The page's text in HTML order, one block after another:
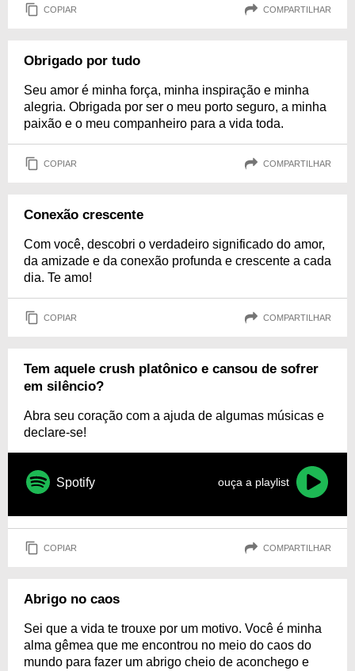
COPIAR COMPARTILHAR
Obrigado por tudo
Seu amor é minha força, minha inspiração e minha
alegria. Obrigada por ser o meu porto seguro, a minha
paixão e o meu companheiro para a vida toda.
COPIAR COMPARTILHAR
Conexão crescente
Com você, descobri o verdadeiro significado do amor,
da amizade e da conexão profunda e crescente a cada
dia. Te amo!
COPIAR COMPARTILHAR
Tem aquele crush platônico e cansou de sofrer
em silêncio?
Abra seu coração com a ajuda de algumas músicas e
declare-se!
Spotify ouça a playlist
COPIAR COMPARTILHAR
Abrigo no caos
Sei que a vida te trouxe por um motivo. Você é minha
alma gêmea que me encontrou no meio do caos do
mundo para fazer um abrigo cheio de aconchego e